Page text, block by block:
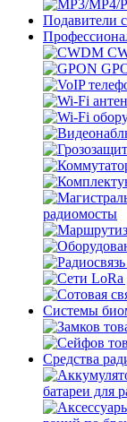
Подавители
радиомосты
Системы
Средства
батареи для